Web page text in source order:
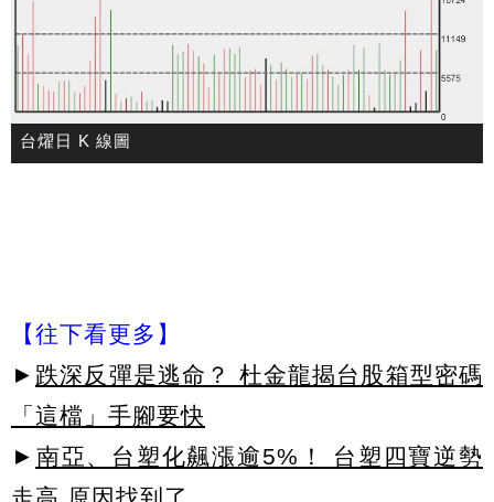
台燿日 K 線圖
【往下看更多】
► 跌深反彈是逃命？ 杜金龍揭台股箱型密碼
「這檔」手腳要快
► 南亞、台塑化飆漲逾5%！ 台塑四寶逆勢